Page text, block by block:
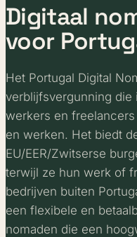
Digitaal
voor
Het Portugal Digital
verblijfsvergunning
werkers en
en werken. Het biedt
EU/EER/Zwitserse
terwijl ze hun werk of
bedrijven buiten
een flexibele en
nomaden die een